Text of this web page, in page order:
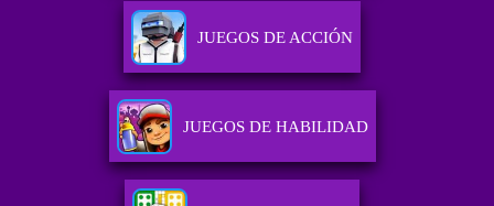
JUEGOS DE ACCIÓN
JUEGOS DE HABILIDAD